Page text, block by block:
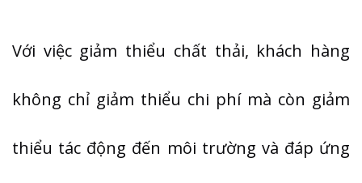
Với việc giảm thiểu chất thải, khách hàng
không chỉ giảm thiểu chi phí mà còn giảm
thiểu tác động đến môi trường và đáp ứng